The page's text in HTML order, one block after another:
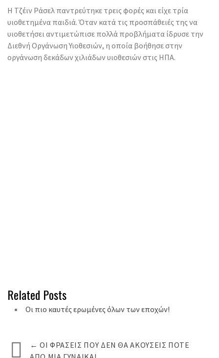
Η Τζέιν Ράσελ παντρεύτηκε τρεις φορές και είχε τρία
υιοθετημένα παιδιά. Όταν κατά τις προσπάθειές της να
υιοθετήσει αντιμετώπισε πολλά προβλήματα ίδρυσε την
Διεθνή Οργάνωση Υιοθεσιών, η οποία βοήθησε στην
οργάνωση δεκάδων χιλιάδων υιοθεσιών στις ΗΠΑ.
Related Posts
Οι πιο καυτές ερωμένες όλων των εποχών!
← ΟΙ ΦΡΆΣΕΙΣ ΠΟΥ ΔΕΝ ΘΑ ΑΚΟΎΣΕΙΣ ΠΟΤΈ